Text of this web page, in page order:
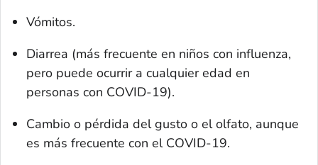
Vómitos.
Diarrea (más frecuente en niños con influenza,
pero puede ocurrir a cualquier edad en
personas con COVID-19).
Cambio o pérdida del gusto o el olfato, aunque
es más frecuente con el COVID-19.